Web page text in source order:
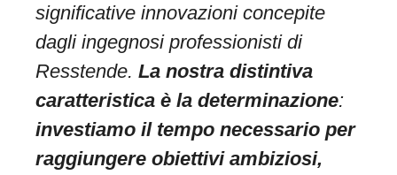
significative innovazioni concepite
dagli ingegnosi professionisti di
Resstende. La nostra distintiva
caratteristica è la determinazione:
investiamo il tempo necessario per
raggiungere obiettivi ambiziosi,